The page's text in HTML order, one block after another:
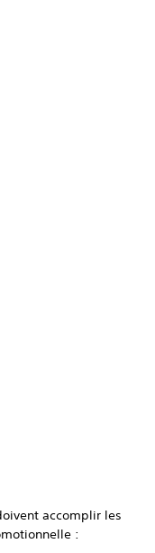
accomplir les
: